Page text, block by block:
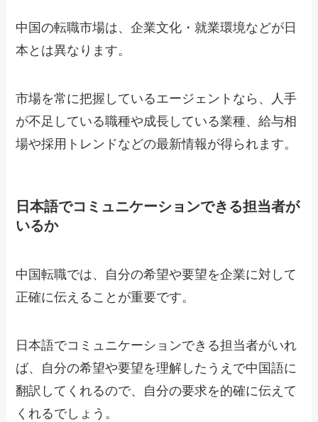
中国の転職市場は、企業文化・就業環境などが日
本とは異なります。
市場を常に把握しているエージェントなら、人手
が不足している職種や成長している業種、給与相
場や採用トレンドなどの最新情報が得られます。
日本語でコミュニケーションできる担当者が
いるか
中国転職では、自分の希望や要望を企業に対して
正確に伝えることが重要です。
日本語でコミュニケーションできる担当者がいれ
ば、自分の希望や要望を理解したうえで中国語に
翻訳してくれるので、自分の要求を的確に伝えて
くれるでしょう。